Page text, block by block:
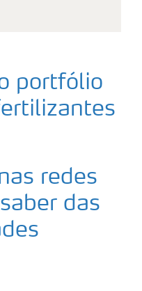
portfólio
redes
das